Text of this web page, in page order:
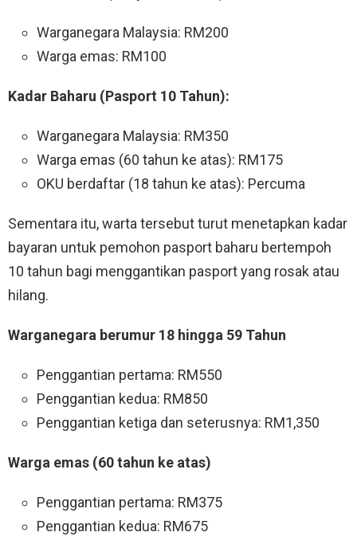
Warganegara Malaysia: RM200
Warga emas: RM100
Kadar Baharu (Pasport 10 Tahun):
Warganegara Malaysia: RM350
Warga emas (60 tahun ke atas): RM175
OKU berdaftar (18 tahun ke atas): Percuma
Sementara itu, warta tersebut turut menetapkan kadar
bayaran untuk pemohon pasport baharu bertempoh
10 tahun bagi menggantikan pasport yang rosak atau
hilang.
Warganegara berumur 18 hingga 59 Tahun
Penggantian pertama: RM550
Penggantian kedua: RM850
Penggantian ketiga dan seterusnya: RM1,350
Warga emas (60 tahun ke atas)
Penggantian pertama: RM375
Penggantian kedua: RM675